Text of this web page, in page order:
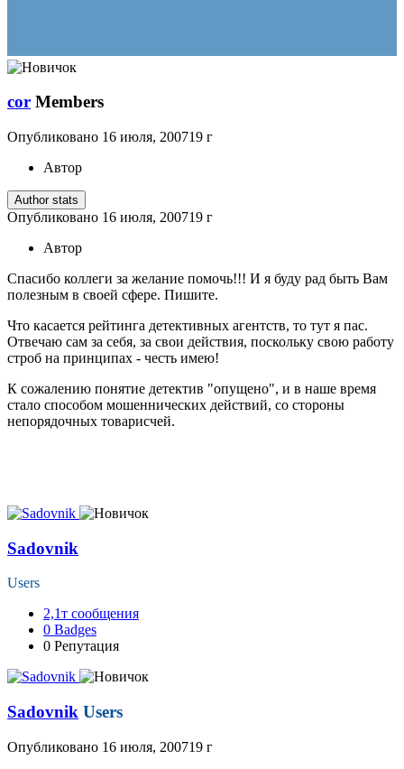
cor Members
Опубликовано 16 июля, 200719 г
Автор
Author stats
Опубликовано 16 июля, 200719 г
Автор
Спасибо коллеги за желание помочь!!! И я буду рад быть Вам
полезным в своей сфере. Пишите.
Что касается рейтинга детективных агентств, то тут я пас.
Отвечаю сам за себя, за свои действия, поскольку свою работу
строб на принципах - честь имею!
К сожалению понятие детектив "опущено", и в наше время
стало способом мошеннических действий, со стороны
непорядочных товарисчей.
Sadovnik
Users
2,1т сообщения
0 Badges
0 Репутация
Sadovnik Users
Опубликовано 16 июля, 200719 г